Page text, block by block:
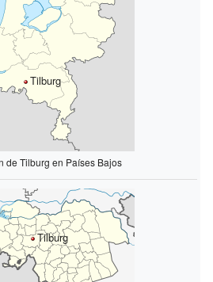
Tilburg
de Tilburg en Países Bajos
Tilburg